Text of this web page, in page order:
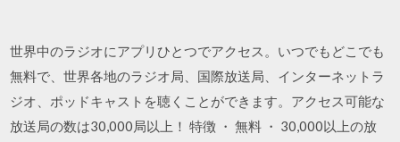
世界中のラジオにアプリひとつでアクセス。いつでもどこでも
無料で、世界各地のラジオ局、国際放送局、インターネットラ
ジオ、ポッドキャストを聴くことができます。アクセス可能な
放送局の数は30,000局以上！ 特徴 ・ 無料 ・ 30,000以上の放